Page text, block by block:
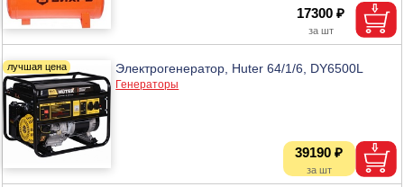
17300 ₽
Электрогенератор, Huter 64/1/6, DY6500L
Генераторы
39190 ₽